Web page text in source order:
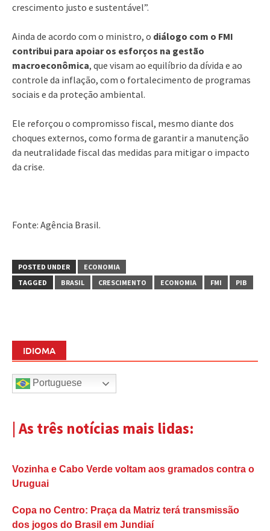
crescimento justo e sustentável”.
Ainda de acordo com o ministro, o diálogo com o FMI
contribui para apoiar os esforços na gestão
macroeconômica, que visam ao equilíbrio da dívida e ao
controle da inflação, com o fortalecimento de programas
sociais e da proteção ambiental.
Ele reforçou o compromisso fiscal, mesmo diante dos
choques externos, como forma de garantir a manutenção
da neutralidade fiscal das medidas para mitigar o impacto
da crise.
Fonte: Agência Brasil.
POSTED UNDER
ECONOMIA
TAGGED
BRASIL CRESCIMENTO ECONOMIA FMI PIB
IDIOMA
Portuguese
| As três notícias mais lidas:
Vozinha e Cabo Verde voltam aos gramados contra o
Uruguai
Copa no Centro: Praça da Matriz terá transmissão
dos jogos do Brasil em Jundiaí